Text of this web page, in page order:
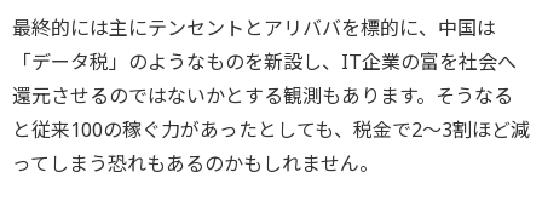
最終的には主にテンセントとアリババを標的に、中国は
「データ税」のようなものを新設し、IT企業の富を社会へ
還元させるのではないかとする観測もあります。そうなる
と従来100の稼ぐ力があったとしても、税金で2～3割ほど減
ってしまう恐れもあるのかもしれません。